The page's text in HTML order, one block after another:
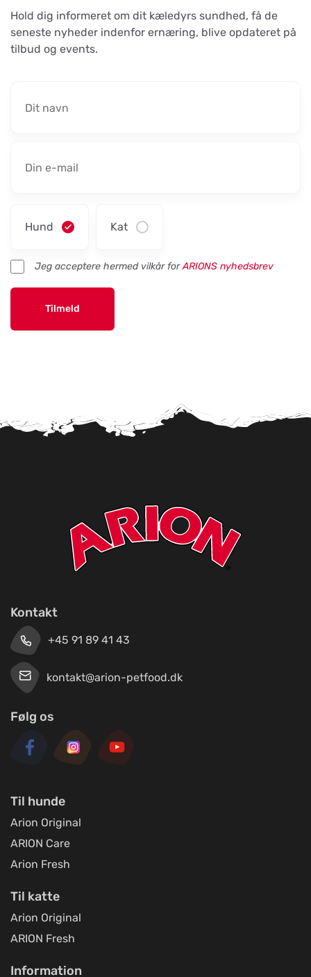
Hold dig informeret om dit kæledyrs sundhed, få de
seneste nyheder indenfor ernæring, blive opdateret på
tilbud og events.
Hund Kat
Jeg acceptere hermed vilkår forARIONS nyhedsbrev
Tilmeld
Kontakt
+45 91 89 41 43
kontakt@arion-petfood.dk
Følg os
Til hunde
Arion Original
ARION Care
Arion Fresh
Til katte
Arion Original
ARION Fresh
Information